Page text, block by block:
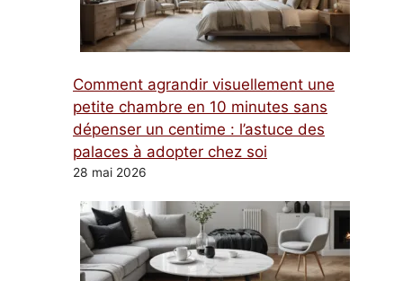
Comment agrandir visuellement une
petite chambre en 10 minutes sans
dépenser un centime : l’astuce des
palaces à adopter chez soi
28 mai 2026